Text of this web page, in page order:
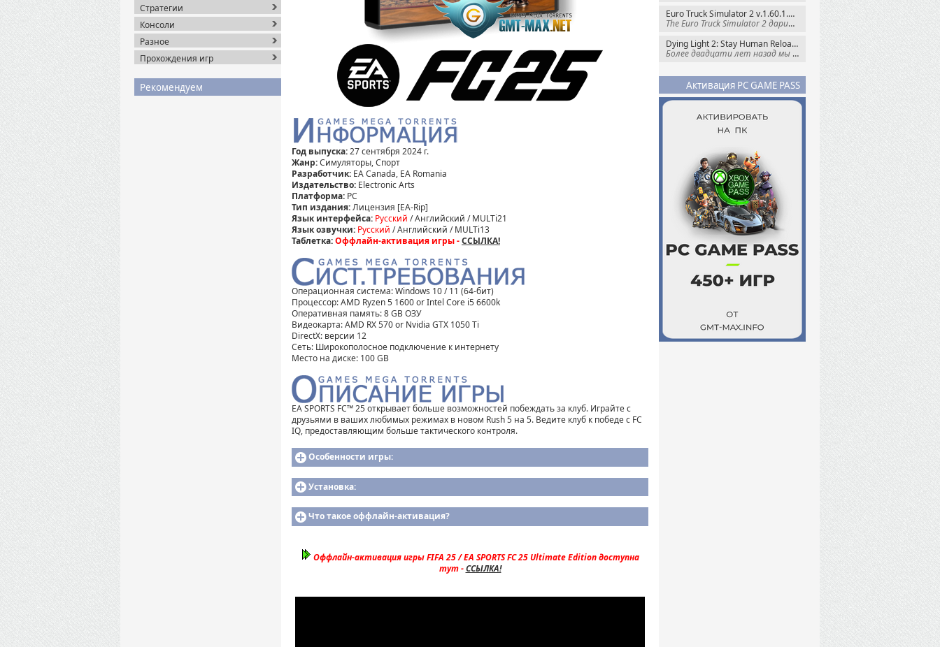
Euro Truck Simulator 2 v.1.60.1.7s + Все DLC (2012) Пиратка
The Euro Truck Simulator 2 дарит вам опыт
Dying Light 2: Stay Human Reloaded Edition v.1.28.3 + Все DLC (2022) RePack
Более двадцати лет назад мы пытались
Активация PC GAME PASS
Стратегии
Консоли
Разное
Прохождения игр
Рекомендуем
Год выпуска:27 сентября 2024 г.
Жанр:Симуляторы, Спорт
Разработчик: EA Canada, EA Romania
Издательство: Electronic Arts
Платформа: РС
Тип издания:Лицензия [EA-Rip]
Язык интерфейса: Русский / Английский / MULTi21
Язык озвучки: Русский / Английский / MULTi13
Таблетка:Оффлайн-активация игры -ССЫЛКА!
Операционная система: Windows 10 / 11 (64-бит)
Процессор: AMD Ryzen 5 1600 or Intel Core i5 6600k
Оперативная память: 8 GB ОЗУ
Видеокарта: AMD RX 570 or Nvidia GTX 1050 Ti
DirectX: версии 12
Сеть: Широкополосное подключение к интернету
Место на диске: 100 GB
EA SPORTS FC™ 25 открывает больше возможностей побеждать за клуб. Играйте с
друзьями в ваших любимых режимах в новом Rush 5 на 5. Ведите клуб к победе с FC
IQ, предоставляющим больше тактического контроля.
Особенности игры:
Установка:
Что такое оффлайн-активация?
Оффлайн-активация игры FIFA 25 / EA SPORTS FC 25 Ultimate Edition доступна
тут -ССЫЛКА!